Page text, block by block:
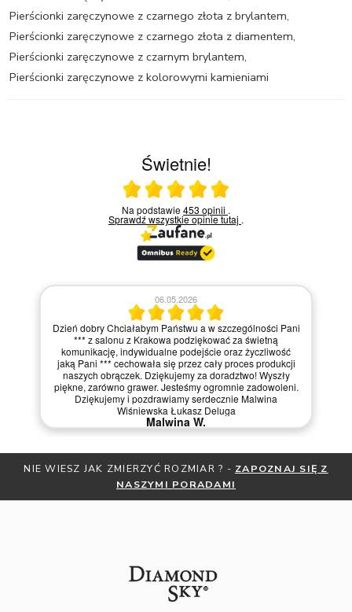
Pierścionki zaręczynowe z czarnego złota z brylantem,
Pierścionki zaręczynowe z czarnego złota z diamentem,
Pierścionki zaręczynowe z czarnym brylantem,
Pierścionki zaręczynowe z kolorowymi kamieniami
Świetnie!
Ocena średnia 5 na 5
Na podstawie453 opinii .
Sprawdź wszystkie opinietutaj .
06.05.2026
Dzień dobry Chciałabym Państwu a w szczególności Pani
*** z salonu z Krakowa podziękować za świetną
komunikację, indywidualne podejście oraz życzliwość
jaką Pani *** cechowała się przez cały proces produkcji
naszych obrączek. Dziękujemy za doradztwo! Wyszły
piękne, zarówno grawer. Jesteśmy ogromnie zadowoleni.
Dziękujemy i pozdrawiamy serdecznie Malwina
Wiśniewska Łukasz Deluga
Malwina W.
NIE WIESZ JAK ZMIERZYĆ ROZMIAR ? - ZAPOZNAJ SIĘ Z
NASZYMI PORADAMI